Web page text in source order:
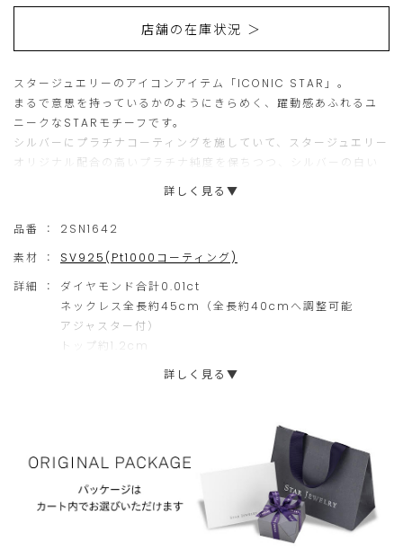
店舗の在庫状況 ＞
スタージュエリーのアイコンアイテム「ICONIC STAR」。
まるで意思を持っているかのようにきらめく、躍動感あふれるユ
ニークなSTARモチーフです。
シルバーにプラチナコーティングを施していて、スタージュエリー
オリジナル配合の高いプラチナ純度を保ちつつ、シルバーの白い
詳しく見る▼
品番 ：
2SN1642
素材 ：
SV925(Pt1000コーティング)
詳細 ：
ダイヤモンド合計0.01ct
ネックレス全長約45cm（全長約40cmへ調整可能
アジャスター付）
トップ約1.2cm
詳しく見る▼